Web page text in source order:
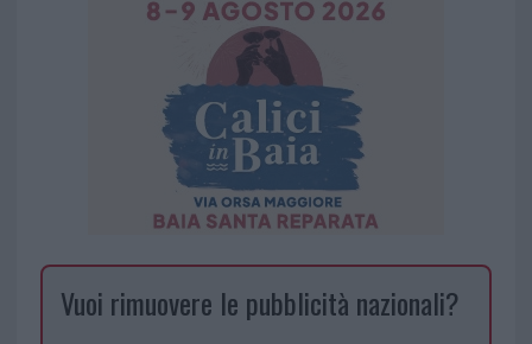
Vuoi rimuovere le pubblicità nazionali?